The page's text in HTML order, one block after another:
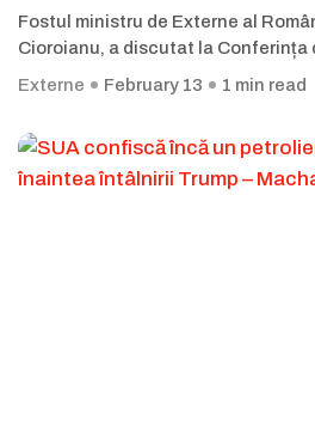
Fostul ministru de Externe al
Cioroianu, a discutat la Conferința
Externe
February 13 1 min read